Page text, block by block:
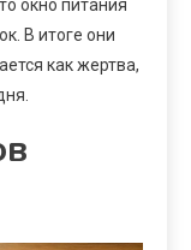
окно питания
В итоге они
как жертва,